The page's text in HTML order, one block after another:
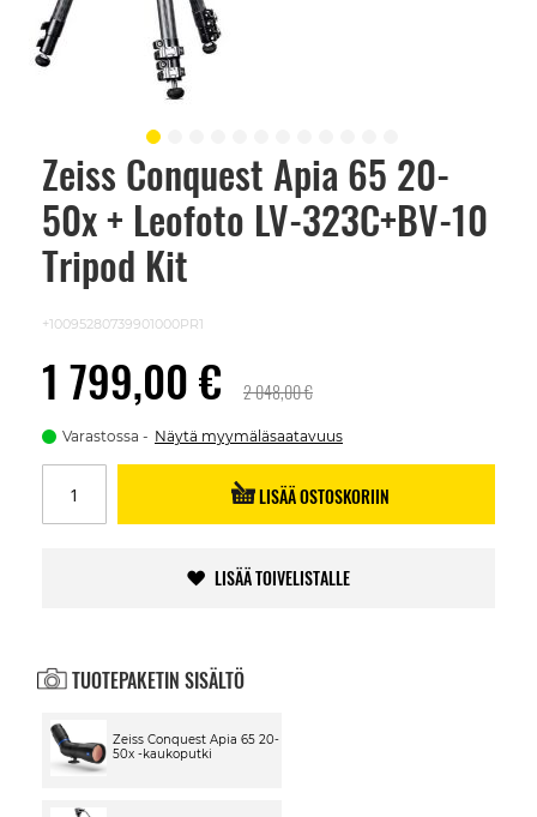
Zeiss Conquest Apia 65 20-
50x + Leofoto LV-323C+BV-10
Tripod Kit
+10095280739901000PR1
1 799,00 € 2 048,00 €
Varastossa Näytä myymäläsaatavuus
LISÄÄ OSTOSKORIIN
LISÄÄ TOIVELISTALLE
TUOTEPAKETIN SISÄLTÖ
Zeiss Conquest Apia 65 20-
50x -kaukoputki
Skip
beginning
images